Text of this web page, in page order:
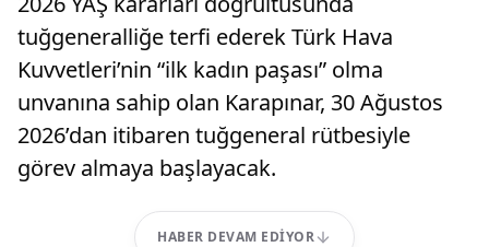
tuğgeneralliğe terfi ederek Türk Hava
Kuvvetleri’nin “ilk kadın paşası” olma
unvanına sahip olan Karapınar, 30 Ağustos
2026’dan itibaren tuğgeneral rütbesiyle
görev almaya başlayacak.
HABER DEVAM EDIYOR